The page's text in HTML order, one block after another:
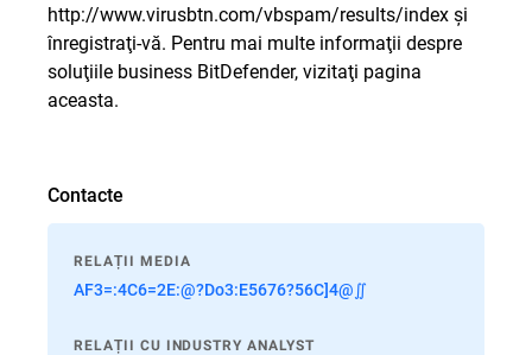
http://www.virusbtn.com/vbspam/results/indexşi
înregistraţi-vă. Pentru mai multe informaţii despre
soluţiile business BitDefender, vizitaţi pagina
aceasta.
Contacte
RELAȚII MEDIA
AF3=:4C6=2E:@?Do3:E5676?56C]4@∬
RELAȚII CU INDUSTRY ANALYST